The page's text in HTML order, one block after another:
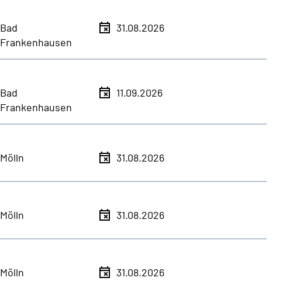
Bad
Frankenhausen
31.08.2026
Bad
Frankenhausen
11.09.2026
Mölln 31.08.2026
Mölln 31.08.2026
Mölln 31.08.2026